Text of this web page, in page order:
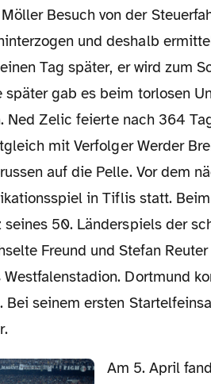
und deshalb
Tag später, er wird zum
gab es beim torlosen
Ned Zelic feierte nach 364
mit Verfolger Werder
auf die Pelle. Vor dem
in Tiflis statt.
50. Länderspiels der
Freund und Stefan
Dortmund
seinem ersten
Am 5. April fand dann das Hinspiel im